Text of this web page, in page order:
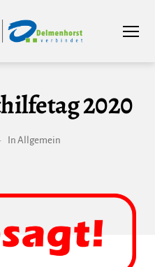
2020
In Allgemein